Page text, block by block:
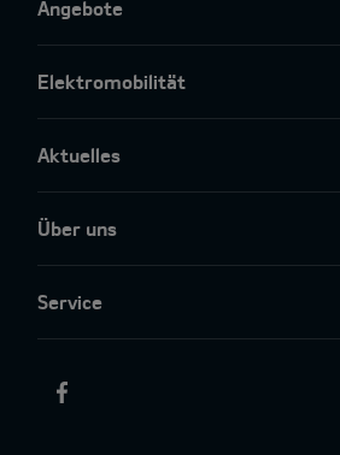
Angebote
Elektromobilität
Aktuelles
Über uns
Service